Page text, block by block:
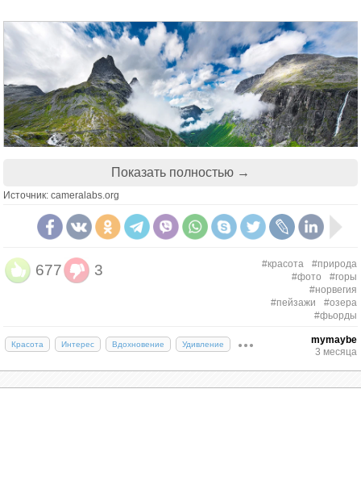
Арктический рай, Норвегия. Фото:
Daniel Korzhonov
Показать полностью →
Источник: cameralabs.org
677 3 #красота
#природа
#фото
#горы
#норвегия
#пейзажи
#озера
#фьорды
Красота Интерес Вдохновение Удивление
mymaybe
3 месяца